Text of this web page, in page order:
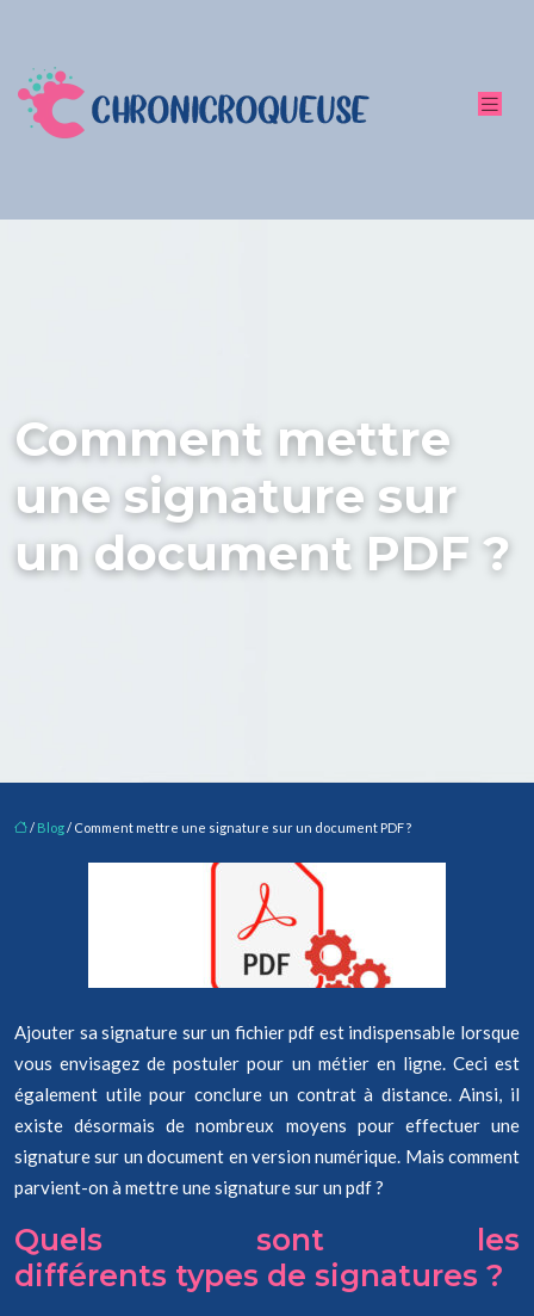
Comment mettre
une signature sur
un document PDF ?
/ Blog/ Comment mettre une signature sur un document PDF ?
Ajouter sa signature sur un fichier pdf est indispensable lorsque
vous envisagez de postuler pour un métier en ligne. Ceci est
également utile pour conclure un contrat à distance. Ainsi, il
existe désormais de nombreux moyens pour effectuer une
signature sur un document en version numérique. Mais comment
parvient-on à mettre une signature sur un pdf ?
Quels sont les
différents types de signatures ?